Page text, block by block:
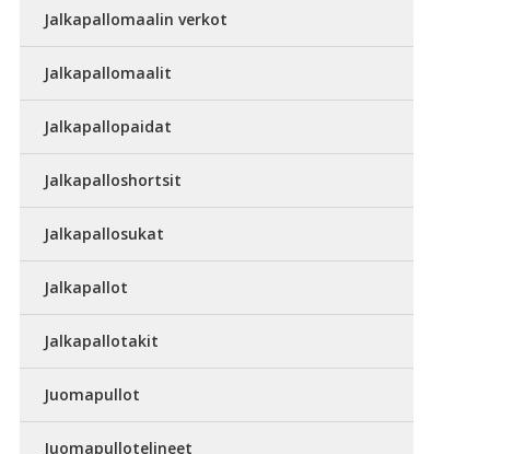
Jalkapallomaalin verkot
Jalkapallomaalit
Jalkapallopaidat
Jalkapalloshortsit
Jalkapallosukat
Jalkapallot
Jalkapallotakit
Juomapullot
Juomapullotelineet